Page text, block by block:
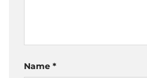
Name *